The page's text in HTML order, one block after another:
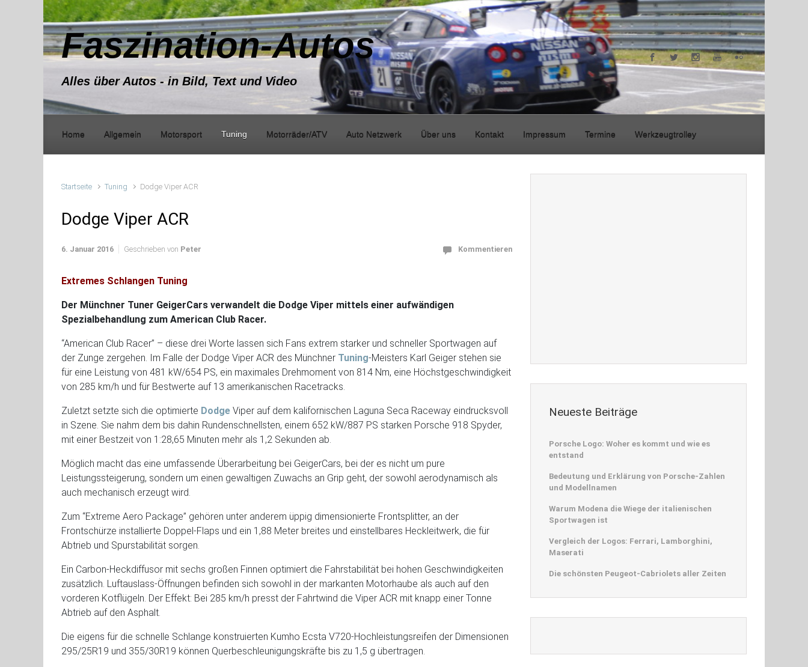
Zum Hauptinhalt springen
Faszination-Autos
Alles über Autos - in Bild, Text und Video
Home Allgemein Motorsport Tuning Motorräder/ATV Auto Netzwerk Über uns Kontakt Impressum Termine Werkzeugtrolley
Startseite Tuning Dodge Viper ACR
Dodge Viper ACR
6. Januar 2016 Geschrieben von Peter Kommentieren
Extremes Schlangen Tuning
Der Münchner Tuner GeigerCars verwandelt die Dodge Viper mittels einer aufwändigen
Spezialbehandlung zum American Club Racer.
“American Club Racer” – diese drei Worte lassen sich Fans extrem starker und schneller Sportwagen auf
der Zunge zergehen. Im Falle der Dodge Viper ACR des Münchner Tuning-Meisters Karl Geiger stehen sie
für eine Leistung von 481 kW/654 PS, ein maximales Drehmoment von 814 Nm, eine Höchstgeschwindigkeit
von 285 km/h und für Bestwerte auf 13 amerikanischen Racetracks.
Zuletzt setzte sich die optimierte Dodge Viper auf dem kalifornischen Laguna Seca Raceway eindrucksvoll
in Szene. Sie nahm dem bis dahin Rundenschnellsten, einem 652 kW/887 PS starken Porsche 918 Spyder,
mit einer Bestzeit von 1:28,65 Minuten mehr als 1,2 Sekunden ab.
Möglich macht das eine umfassende Überarbeitung bei GeigerCars, bei der es nicht um pure
Leistungssteigerung, sondern um einen gewaltigen Zuwachs an Grip geht, der sowohl aerodynamisch als
auch mechanisch erzeugt wird.
Zum “Extreme Aero Package” gehören unter anderem üppig dimensionierte Frontsplitter, an der
Frontschürze installierte Doppel-Flaps und ein 1,88 Meter breites und einstellbares Heckleitwerk, die für
Abtrieb und Spurstabilität sorgen.
Ein Carbon-Heckdiffusor mit sechs großen Finnen optimiert die Fahrstabilität bei hohen Geschwindigkeiten
zusätzlich. Luftauslass-Öffnungen befinden sich sowohl in der markanten Motorhaube als auch auf den
vorderen Kotflügeln. Der Effekt: Bei 285 km/h presst der Fahrtwind die Viper ACR mit knapp einer Tonne
Abtrieb auf den Asphalt.
Die eigens für die schnelle Schlange konstruierten Kumho Ecsta V720-Hochleistungsreifen der Dimensionen
295/25R19 und 355/30R19 können Querbeschleunigungskräfte bis zu 1,5 g übertragen.
Neueste Beiträge
Porsche Logo: Woher es kommt und wie es
entstand
Bedeutung und Erklärung von Porsche-Zahlen
und Modellnamen
Warum Modena die Wiege der italienischen
Sportwagen ist
Vergleich der Logos: Ferrari, Lamborghini,
Maserati
Die schönsten Peugeot-Cabriolets aller Zeiten